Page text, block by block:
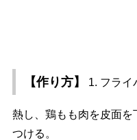
【作り方】 1. フライ
熱し、鶏もも肉を皮面
つける。